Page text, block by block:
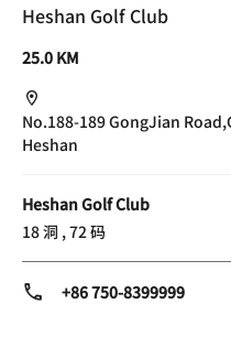
Heshan Golf Club
25.0 KM
No.188-189 GongJian Road,Gonghe town,Heshan City, Jiangmen City
Heshan
Heshan Golf Club
18 洞 , 72 码
+86 750-8399999